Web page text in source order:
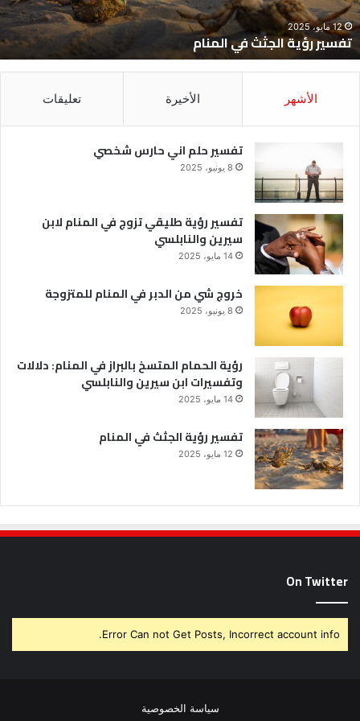
12 مايو، 2025
تفسير رؤية الجثث في المنام
الأشهر الأخيرة تعليقات
تفسير حلم اني حارس شخصي
8 يونيو، 2025
تفسير رؤية طليقي تزوج في المنام لابن
سيرين والنابلسي
14 مايو، 2025
خروج شي من الدبر في المنام للمتزوجة
8 يونيو، 2025
رؤية الحمام المتسخ بالبراز في المنام: دلالات
وتفسيرات ابن سيرين والنابلسي
14 مايو، 2025
تفسير رؤية الجثث في المنام
12 مايو، 2025
On Twitter
Error Can not Get Posts, Incorrect account info.
سياسة الخصوصية